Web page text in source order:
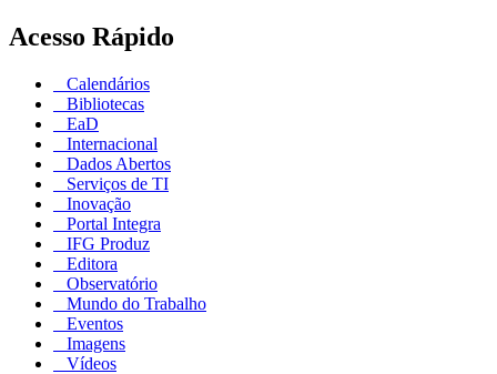
Acesso Rápido
Calendários
Bibliotecas
EaD
Internacional
Dados Abertos
Serviços de TI
Inovação
Portal Integra
IFG Produz
Editora
Observatório
Mundo do Trabalho
Eventos
Imagens
Vídeos